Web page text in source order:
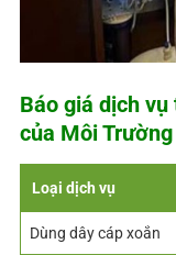
Báo giá dịch
của Môi
Loại dịch vụ
Dùng dây cáp xoắn